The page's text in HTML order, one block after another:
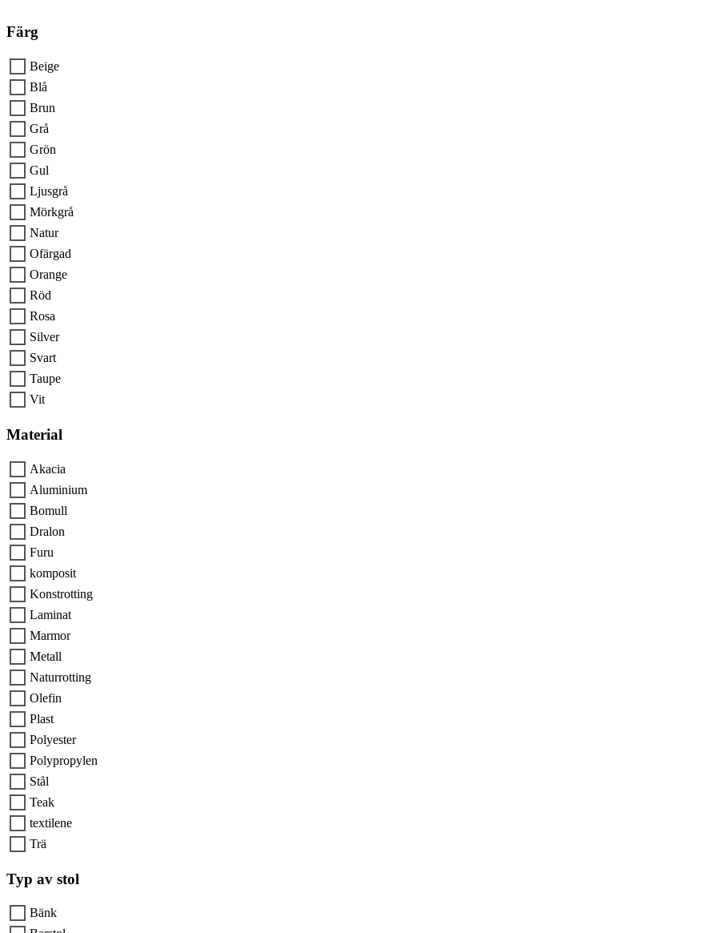
Färg
Beige
Blå
Brun
Grå
Grön
Gul
Ljusgrå
Mörkgrå
Natur
Ofärgad
Orange
Röd
Rosa
Silver
Svart
Taupe
Vit
Material
Akacia
Aluminium
Bomull
Dralon
Furu
komposit
Konstrotting
Laminat
Marmor
Metall
Naturrotting
Olefin
Plast
Polyester
Polypropylen
Stål
Teak
textilene
Trä
Typ av stol
Bänk